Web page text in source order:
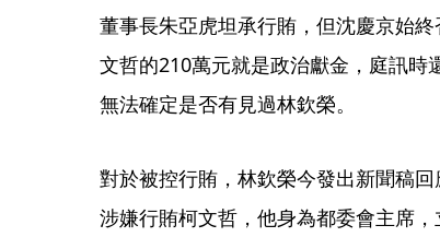
董事長朱亞虎坦承行賄，但沈慶京始
文哲的210萬元就是政治獻金，庭訊
無法確定是否有見過林欽榮。
對於被控行賄，林欽榮今發出新聞稿
涉嫌行賄柯文哲，他身為都委會主席